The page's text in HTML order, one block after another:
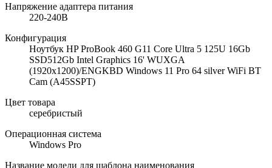
Напряжение адаптера питания
220-240В
Конфигурация
Ноутбук HP ProBook 460 G11 Core Ultra 5 125U 16Gb
SSD512Gb Intel Graphics 16' WUXGA
(1920x1200)/ENGKBD Windows 11 Pro 64 silver WiFi BT
Cam (A45SSPT)
Цвет товара
серебристый
Операционная система
Windows Pro
Название модели для шаблона наименования